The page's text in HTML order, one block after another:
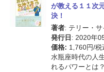
が教える１１次
決！
著者: テリー・
発行日 : 2020年
価格: 1,760円/税
水瓶座時代の人
れるパワーと